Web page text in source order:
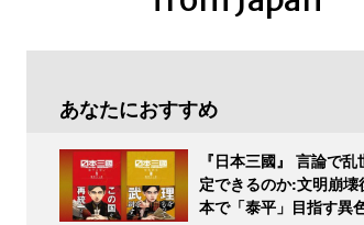
あなたにおすすめ
『日本三國』 言論で乱
定できるのか:文明崩壊
本で「泰平」目指す異